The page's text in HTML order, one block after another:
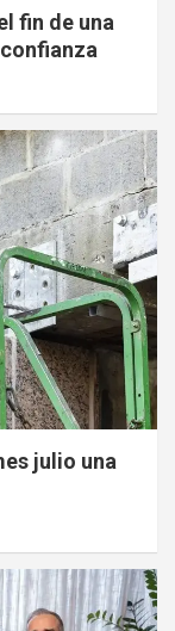
fin de una
julio una